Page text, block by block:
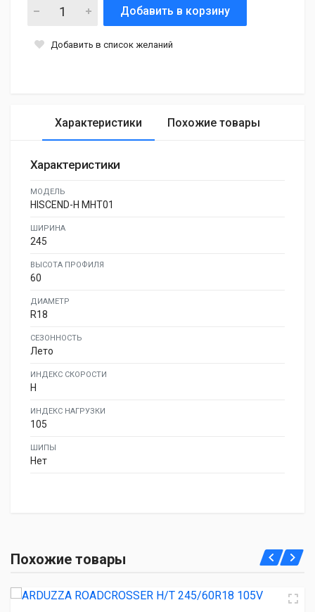
Добавить в корзину
Добавить в список желаний
Характеристики Похожие товары
Характеристики
МОДЕЛЬ
HISCEND-H MHT01
ШИРИНА
245
ВЫСОТА ПРОФИЛЯ
60
ДИАМЕТР
R18
СЕЗОННОСТЬ
Лето
ИНДЕКС СКОРОСТИ
H
ИНДЕКС НАГРУЗКИ
105
ШИПЫ
Нет
Похожие товары